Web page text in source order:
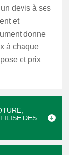
devis à ses
et
donne
à chaque
et prix
DES